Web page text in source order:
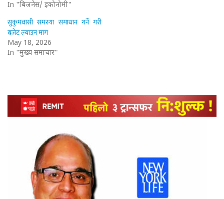
In "बिजनेस/ इकोनोमी"
सुकुमवासी समस्या समाधान गर्ने गरी
बजेट ल्याउन माग
May 18, 2026
In "मुख्य समाचार"